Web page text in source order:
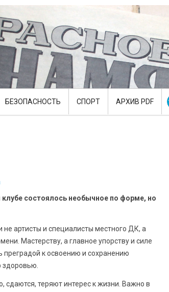
БЕЗОПАСНОСТЬ СПОРТ АРХИВ PDF
состоялось необычное по форме, но
артисты и специалисты местного ДК, а
Мастерству, а главное упорству и силе
преградой к освоению и сохранению
здоровью.
теряют интерес к жизни. Важно в